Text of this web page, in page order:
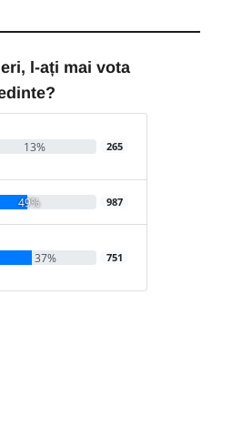
l-ați mai vota
13% 265
49% 987
37% 751